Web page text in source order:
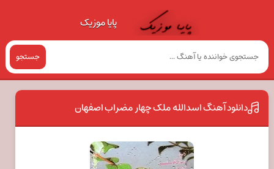
پایا موزیک
جستجو
دانلود آهنگ اسدالله ملک چهار مضراب اصفهان